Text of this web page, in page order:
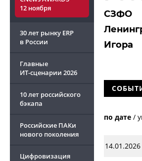
12 ноября
30 лет рынку ERP
в России
Главные
ИТ-сценарии 2026
10 лет российского
бэкапа
Российские ПАКи
нового поколения
Цифровизация
СЗФО
Игора
по дате /
14.01.2026